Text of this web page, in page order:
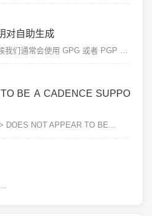
对自助生成
在设计到保密数据传输的时候我们通常会使用 GPG 或者 PGP 软件来进行加密传输，这时候我们需要用...
BE A CADENCE SUPPO
DOES NOT APPEAR TO BE...